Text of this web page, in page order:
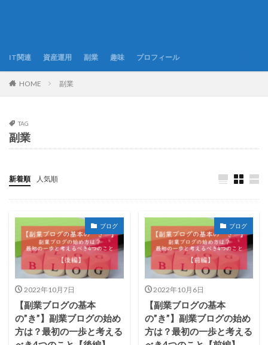
IT関連 資産運用 副業 趣味 プロフィール
HOME 副業
TAG
副業
新着順 人気順
ブログ
2022年10月7日
【副業ブログの基本
の”き”】副業ブログの始め
方は？最初の一歩と考える
ブログ
2022年10月6日
【副業ブログの基本
の”き”】副業ブログの始め
方は？最初の一歩と考える